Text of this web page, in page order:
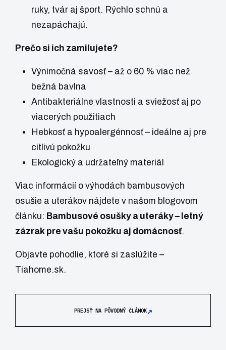
ruky, tvár aj šport. Rýchlo schnú a
nezapáchajú.
Prečo si ich zamilujete?
Výnimočná savosť – až o 60 % viac než
bežná bavlna
Antibakteriálne vlastnosti a sviežosť aj po
viacerých použitiach
Hebkosť a hypoalergénnosť – ideálne aj pre
citlivú pokožku
Ekologický a udržateľný materiál
Viac informácií o výhodách bambusových
osušie a uterákov nájdete v našom blogovom
článku: Bambusové osušky a uteráky – letný
zázrak pre vašu pokožku aj domácnosť.
Objavte pohodlie, ktoré si zaslúžite –
Tiahome.sk.
PREJSŤ NA PÔVODNÝ ČLÁNOK↗